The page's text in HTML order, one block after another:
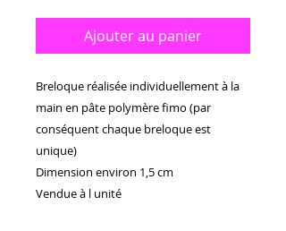
Ajouter au panier
Breloque réalisée individuellement à la
main en pâte polymère fimo (par
conséquent chaque breloque est
unique)
Dimension environ 1,5 cm
Vendue à l unité